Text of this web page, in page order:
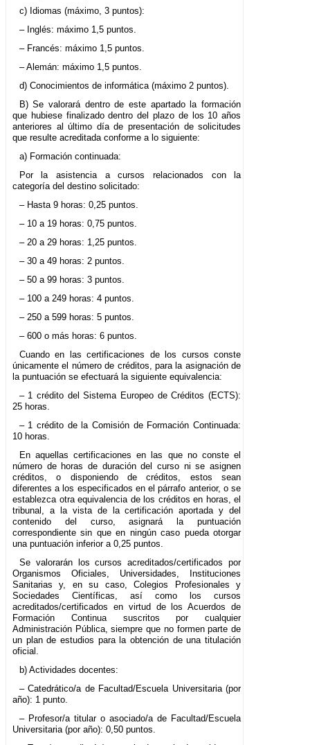
c) Idiomas (máximo, 3 puntos):
– Inglés: máximo 1,5 puntos.
– Francés: máximo 1,5 puntos.
– Alemán: máximo 1,5 puntos.
d) Conocimientos de informática (máximo 2 puntos).
B) Se valorará dentro de este apartado la formación
que hubiese finalizado dentro del plazo de los 10 años
anteriores al último día de presentación de solicitudes
que resulte acreditada conforme a lo siguiente:
a) Formación continuada:
Por la asistencia a cursos relacionados con la
categoría del destino solicitado:
– Hasta 9 horas: 0,25 puntos.
– 10 a 19 horas: 0,75 puntos.
– 20 a 29 horas: 1,25 puntos.
– 30 a 49 horas: 2 puntos.
– 50 a 99 horas: 3 puntos.
– 100 a 249 horas: 4 puntos.
– 250 a 599 horas: 5 puntos.
– 600 o más horas: 6 puntos.
Cuando en las certificaciones de los cursos conste
únicamente el número de créditos, para la asignación de
la puntuación se efectuará la siguiente equivalencia:
– 1 crédito del Sistema Europeo de Créditos (ECTS):
25 horas.
– 1 crédito de la Comisión de Formación Continuada:
10 horas.
En aquellas certificaciones en las que no conste el
número de horas de duración del curso ni se asignen
créditos, o disponiendo de créditos, estos sean
diferentes a los especificados en el párrafo anterior, o se
establezca otra equivalencia de los créditos en horas, el
tribunal, a la vista de la certificación aportada y del
contenido del curso, asignará la puntuación
correspondiente sin que en ningún caso pueda otorgar
una puntuación inferior a 0,25 puntos.
Se valorarán los cursos acreditados/certificados por
Organismos Oficiales, Universidades, Instituciones
Sanitarias y, en su caso, Colegios Profesionales y
Sociedades Científicas, así como los cursos
acreditados/certificados en virtud de los Acuerdos de
Formación Continua suscritos por cualquier
Administración Pública, siempre que no formen parte de
un plan de estudios para la obtención de una titulación
oficial.
b) Actividades docentes:
– Catedrático/a de Facultad/Escuela Universitaria (por
año): 1 punto.
– Profesor/a titular o asociado/a de Facultad/Escuela
Universitaria (por año): 0,50 puntos.